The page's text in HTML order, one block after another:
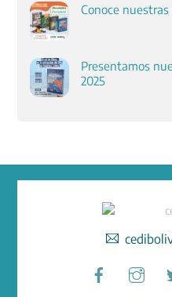
Conoce
Presentamos
2025
Facebook